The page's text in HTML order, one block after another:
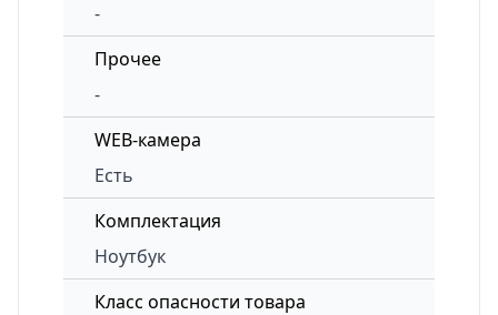
-
Прочее
-
WEB-камера
Есть
Комплектация
Ноутбук
Класс опасности товара